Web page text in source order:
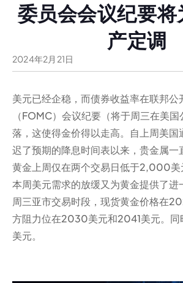
委员会会议纪要
产定调
2024年2月 21日
美元已经企稳，而债券收益率在联邦公
（FOMC）会议纪要（将于周三在美
落，这使得金价得以走高。自上周美国
迟了预期的降息时间表以来，贵金属一
黄金上周仅在两个交易日低于2,000美
本周美元需求的放缓又为黄金提供了进
周三亚市交易时段，现货黄金价格在
方阻力位在2030美元和2041美元。同
美元。